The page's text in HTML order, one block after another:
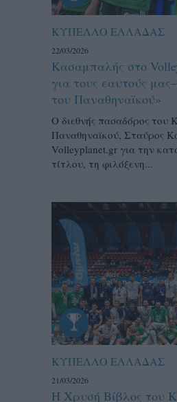
ΚΥΠΕΛΛΟ ΕΛΛΑΔΑΣ
22/03/2026
Κασαμπαλής στο
για τους εαυτούς
του Παναθηναϊκού»
Ο διεθνής πασαδόρος του
Παναθηναϊκού, Σταύρος
Volleyplanet.gr για την
τίτλου, τη φιλόξενη...
ΚΥΠΕΛΛΟ ΕΛΛΑΔΑΣ
21/03/2026
Η Χρυσή Βίβλος του